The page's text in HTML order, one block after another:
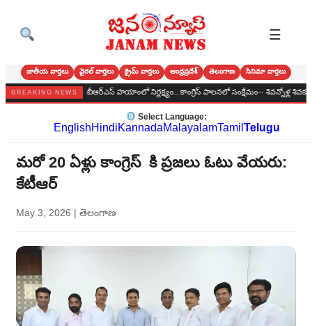
☰
జాతీయ వార్తలు వైరల్ వార్తలు క్రైమ్ వార్తలు ఆంధ్రప్రదేశ్ తెలంగాణ సినిమా వార్తలు
BREAKING NEWS
పండుగ బీఆర్‌ఎస్‌ హయాంలో నిర్లక్ష్యం.. కాంగ్రెస్‌ పాలనలో సంక్షేమం-- శివన్నోళ్ల శివకుమార్
Select Language:
EnglishHindiKannadaMalayalamTamil Telugu
మరో 20 ఏళ్లు కాంగ్రెస్ కి ప్రజలు ఓటు వేయరు:
కేటీఆర్
May 3, 2026 | తెలంగాణ